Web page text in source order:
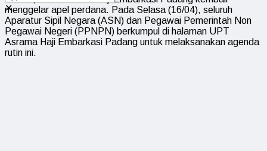
✕
menggelar apel perdana. Pada Selasa (16/04), seluruh
Aparatur Sipil Negara (ASN) dan Pegawai Pemerintah Non
Pegawai Negeri (PPNPN) berkumpul di halaman UPT
Asrama Haji Embarkasi Padang untuk melaksanakan agenda
rutin ini.